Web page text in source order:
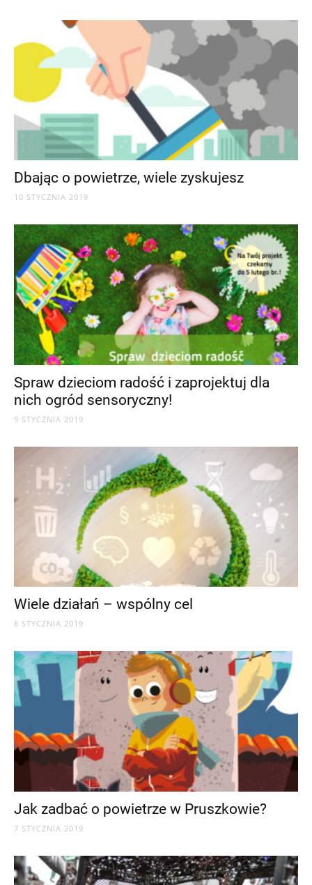
Dbając o powietrze, wiele zyskujesz
10 STYCZNIA 2019
Spraw dzieciom radość i zaprojektuj dla
nich ogród sensoryczny!
9 STYCZNIA 2019
Wiele działań – wspólny cel
8 STYCZNIA 2019
Jak zadbać o powietrze w Pruszkowie?
7 STYCZNIA 2019